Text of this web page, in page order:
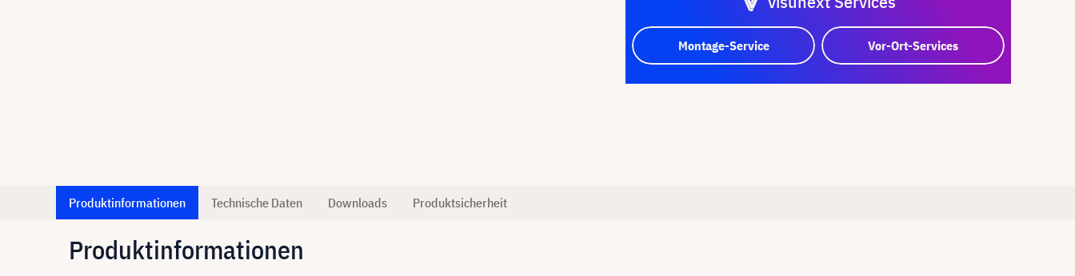
Montage-Service Vor-Ort-Services
Produktinformationen Technische Daten Downloads Produktsicherheit
Produktinformationen